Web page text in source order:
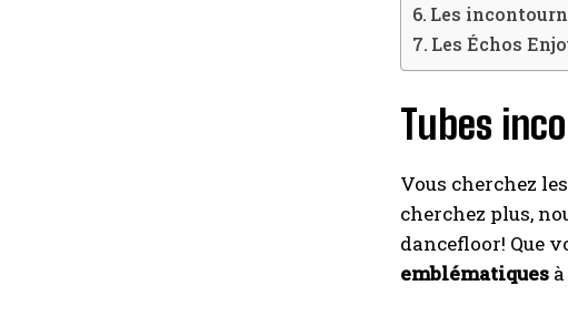
Les
Les Échos
Tubes
Vous cherchez
cherchez plus,
dancefloor! Que
emblématiques à